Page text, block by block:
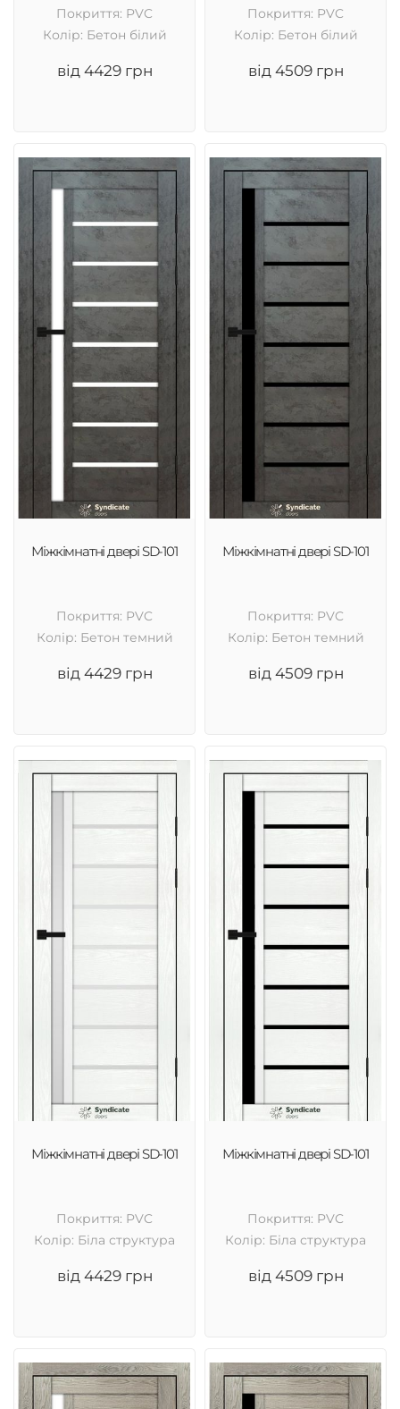
Покриття: PVC
Колір: Бетон білий
від 4429 грн
Покриття: PVC
Колір: Бетон білий
від 4509 грн
Міжкімнатні двері SD-101
Покриття: PVC
Колір: Бетон темний
від 4429 грн
Міжкімнатні двері SD-101
Покриття: PVC
Колір: Бетон темний
від 4509 грн
Міжкімнатні двері SD-101
Покриття: PVC
Колір: Біла структура
від 4429 грн
Міжкімнатні двері SD-101
Покриття: PVC
Колір: Біла структура
від 4509 грн